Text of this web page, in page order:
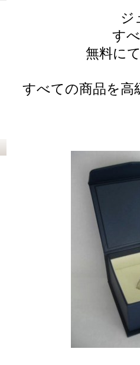
ジ
す
無料に
すべての商品を高